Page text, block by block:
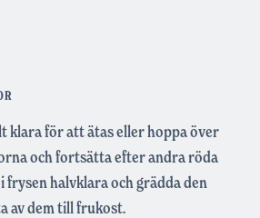
klara för att ätas eller hoppa över
och fortsätta efter andra röda
halvklara och grädda den
av dem till frukost.